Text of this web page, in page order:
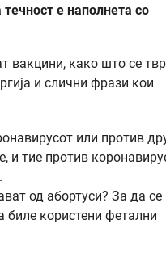
е наполнета со
вакцини, како што се
и слични фрази кои
или против
и тие против
од абортуси? За да се
биле користени фетални